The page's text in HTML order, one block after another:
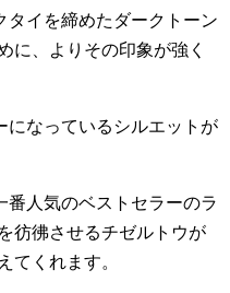
タイを締めたダークトーン
に、よりその印象が強く
になっているシルエットが
番人気のベストセラーのラ
彷彿させるチゼルトウが
てくれます。